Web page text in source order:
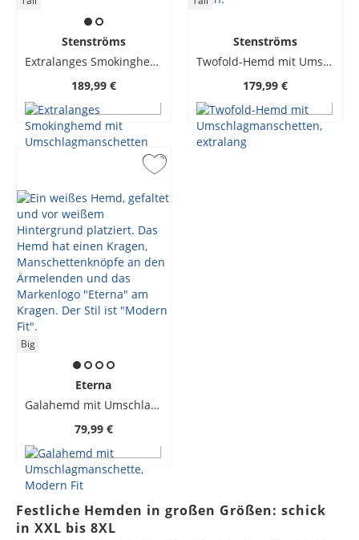
Stenströms
Extralanges Smokinghemd mit Umschlagmanschetten
189,99 €
Stenströms
Twofold-Hemd mit Umschlagmanschetten, extralang
179,99 €
Big
Eterna
Galahemd mit Umschlagmanschette, Modern Fit
79,99 €
Festliche Hemden in großen Größen: schick
in XXL bis 8XL